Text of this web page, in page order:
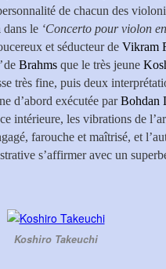
de chacun des
dans le ‘Concerto pour violon
et séducteur de Vikram
de Brahms que le très jeune
très fine, puis deux
d’abord exécutée parBohdan
intérieure, les vibrations de
farouche et maîtrisé, et
s’affirmer avec un
Koshiro Takeuchi